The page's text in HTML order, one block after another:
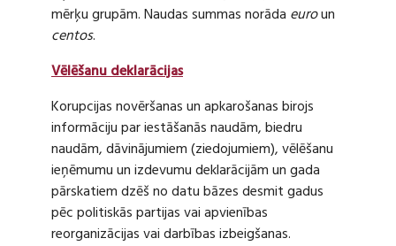
mērķu grupām. Naudas summas norāda euroun
centos.
Vēlēšanu deklarācijas
Korupcijas novēršanas un apkarošanas birojs
informāciju par iestāšanās naudām, biedru
naudām, dāvinājumiem (ziedojumiem), vēlēšanu
ieņēmumu un izdevumu deklarācijām un gada
pārskatiem dzēš no datu bāzes desmit gadus
pēc politiskās partijas vai apvienības
reorganizācijas vai darbības izbeigšanas.